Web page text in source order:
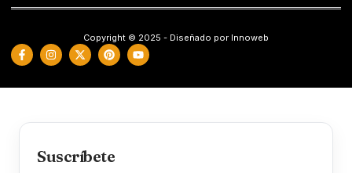
Copyright © 2025 - Diseñado por Innoweb
Suscríbete